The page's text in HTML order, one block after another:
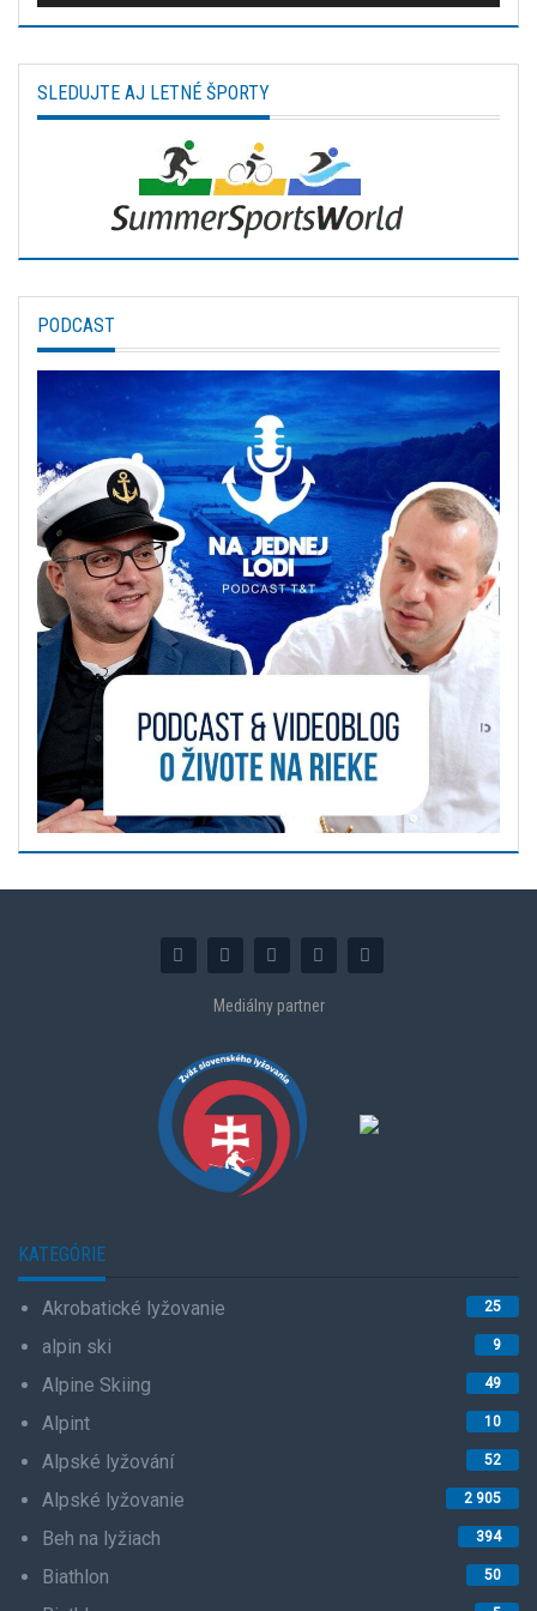
SLEDUJTE AJ LETNÉ ŠPORTY
PODCAST
Mediálny partner
KATEGÓRIE
Akrobatické lyžovanie 25
alpin ski 9
Alpine Skiing 49
Alpint 10
Alpské lyžování 52
Alpské lyžovanie 2 905
Beh na lyžiach 394
Biathlon 50